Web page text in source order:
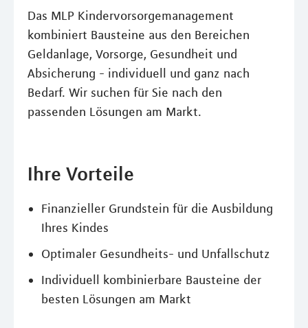
Das MLP Kindervorsorgemanagement
kombiniert Bausteine aus den Bereichen
Geldanlage, Vorsorge, Gesundheit und
Absicherung - individuell und ganz nach
Bedarf. Wir suchen für Sie nach den
passenden Lösungen am Markt.
Ihre Vorteile
Finanzieller Grundstein für die Ausbildung
Ihres Kindes
Optimaler Gesundheits- und Unfallschutz
Individuell kombinierbare Bausteine der
besten Lösungen am Markt